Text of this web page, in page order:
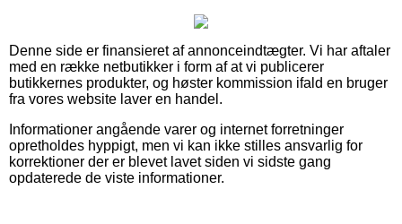
Denne side er finansieret af annonceindtægter. Vi har aftaler
med en række netbutikker i form af at vi publicerer
butikkernes produkter, og høster kommission ifald en bruger
fra vores website laver en handel.
Informationer angående varer og internet forretninger
opretholdes hyppigt, men vi kan ikke stilles ansvarlig for
korrektioner der er blevet lavet siden vi sidste gang
opdaterede de viste informationer.